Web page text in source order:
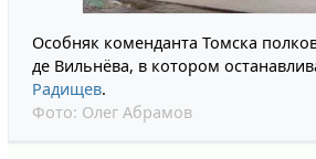
Особняк коменданта Томска
де Вильнёва, в котором
Радищев.
Фото: Олег Абрамов